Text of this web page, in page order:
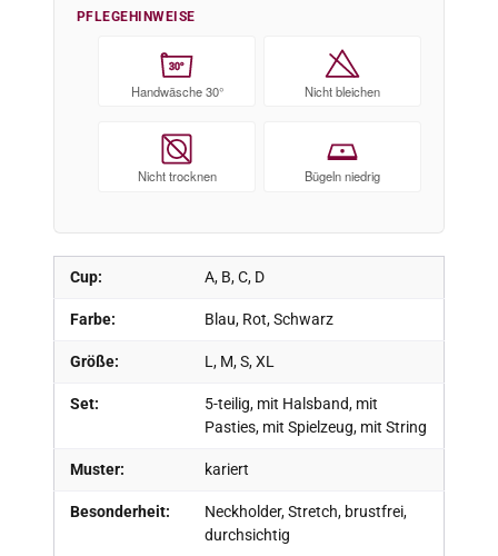
Cup: A, B, C, D
Farbe: Blau, Rot, Schwarz
Größe: L, M, S, XL
Set:
5-teilig, mit Halsband, mit
Pasties, mit Spielzeug, mit String
Muster: kariert
Besonderheit:
Neckholder, Stretch, brustfrei,
durchsichtig
PFLEGEHINWEISE
30°
Handwäsche 30° Nicht bleichen
Nicht trocknen Bügeln niedrig